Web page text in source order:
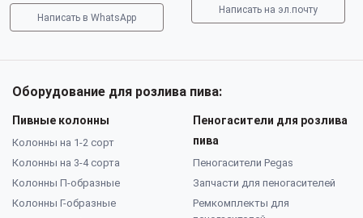
Написать в WhatsApp
Написать на эл.почту
Оборудование для розлива пива:
Пивные колонны
Колонны на 1-2 сорт
Колонны на 3-4 сорта
Колонны П-образные
Колонны Г-образные
Пеногасители для розлива
пива
Пеногасители Pegas
Запчасти для пеногасителей
Ремкомплекты для